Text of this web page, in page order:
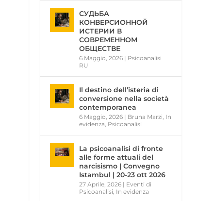
СУДЬБА
КОНВЕРСИОННОЙ
ИСТЕРИИ В
СОВРЕМЕННОМ
ОБЩЕСТВЕ
6 Maggio, 2026 | Psicoanalisi
RU
Il destino dell’isteria di
conversione nella società
contemporanea
6 Maggio, 2026 | Bruna Marzi In
evidenza Psicoanalisi
La psicoanalisi di fronte
alle forme attuali del
narcisismo | Convegno
Istambul | 20-23 ott 2026
27 Aprile, 2026 | Eventi di
Psicoanalisi In evidenza